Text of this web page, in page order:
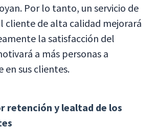
Por lo tanto, un servicio de
cliente de alta calidad mejorará
la satisfacción del
a más personas a
en sus clientes.
retención y lealtad de los